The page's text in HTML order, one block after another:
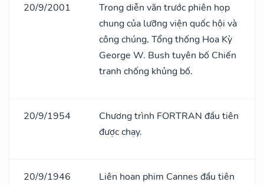
20/9/2001
Trong diễn văn trước phiên họp
chung của lưỡng viện quốc hội và
công chúng, Tổng thống Hoa Kỳ
George W. Bush tuyên bố Chiến
tranh chống khủng bố.
20/9/1954
Chương trình FORTRAN đầu tiên
được chạy.
20/9/1946
Liên hoan phim Cannes đầu tiên